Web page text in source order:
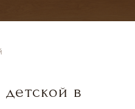
в